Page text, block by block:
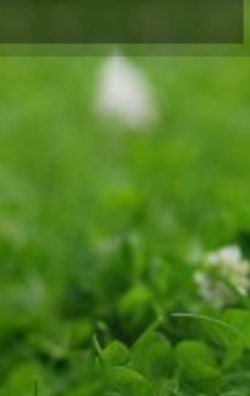
und begeisterter Freizeitsportler
und mein Wissen bin ich in der Lage, dir
ich oft gemeinsame
erwiesen, um die Sicherheit, den
Hunde ermöglicht eine optimale Verteilung
So kann dein Hund effizient und
für Hunde
Arten von Zuggeschirren für Hunde
Zunächst werde ich auf das X-
zeichnet sich, wie der Name schon sagt,
den Körper des Hundes und ist daher
ist eine weitere Variante, die sich durch
den Hund. Dieses Geschirr ist ideal für